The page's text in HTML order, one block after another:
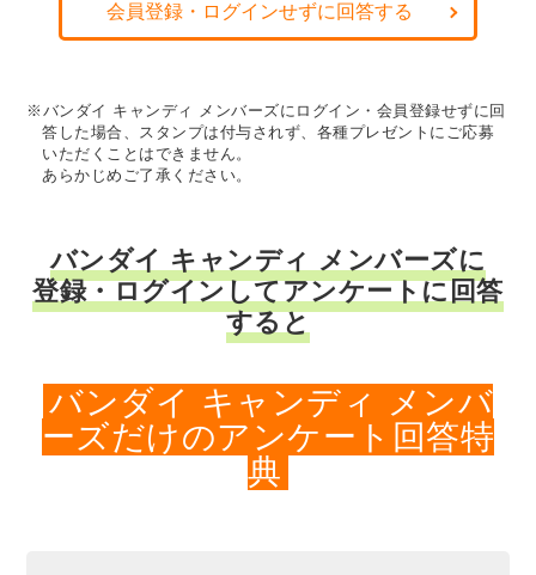
会員登録・ログインせずに回答する
※バンダイ キャンディ メンバーズにログイン・会員登録せずに回
答した場合、スタンプは付与されず、各種プレゼントにご応募
いただくことはできません。
あらかじめご了承ください。
バンダイ キャンディ メンバーズに
登録・ログインしてアンケートに回答
すると
バンダイ キャンディ メンバ
ーズだけのアンケート回答特
典